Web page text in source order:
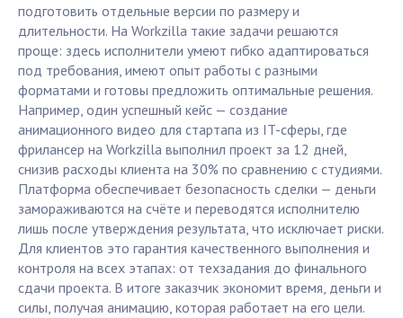
подготовить отдельные версии по размеру и
длительности. На Workzilla такие задачи решаются
проще: здесь исполнители умеют гибко адаптироваться
под требования, имеют опыт работы с разными
форматами и готовы предложить оптимальные решения.
Например, один успешный кейс — создание
анимационного видео для стартапа из IT-сферы, где
фрилансер на Workzilla выполнил проект за 12 дней,
снизив расходы клиента на 30% по сравнению с студиями.
Платформа обеспечивает безопасность сделки — деньги
замораживаются на счёте и переводятся исполнителю
лишь после утверждения результата, что исключает риски.
Для клиентов это гарантия качественного выполнения и
контроля на всех этапах: от техзадания до финального
сдачи проекта. В итоге заказчик экономит время, деньги и
силы, получая анимацию, которая работает на его цели.